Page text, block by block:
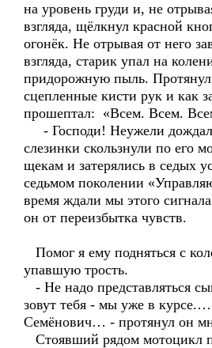
на уровень груди и, не
взгляда, щёлкнул красной
огонёк. Не отрывая от него
взгляда, старик упал на
придорожную пыль.
сцепленные кисти рук и как
прошептал: «Всем. Всем.
- Господи! Неужели
слезинки скользнули по его
щекам и затерялись в седых
седьмом поколении
время ждали мы этого
он от переизбытка чувств.
Помог я ему подняться с
упавшую трость.
- Не надо представляться
зовут тебя - мы уже в
Семёнович… - протянул он
Стоявший рядом мотоцикл